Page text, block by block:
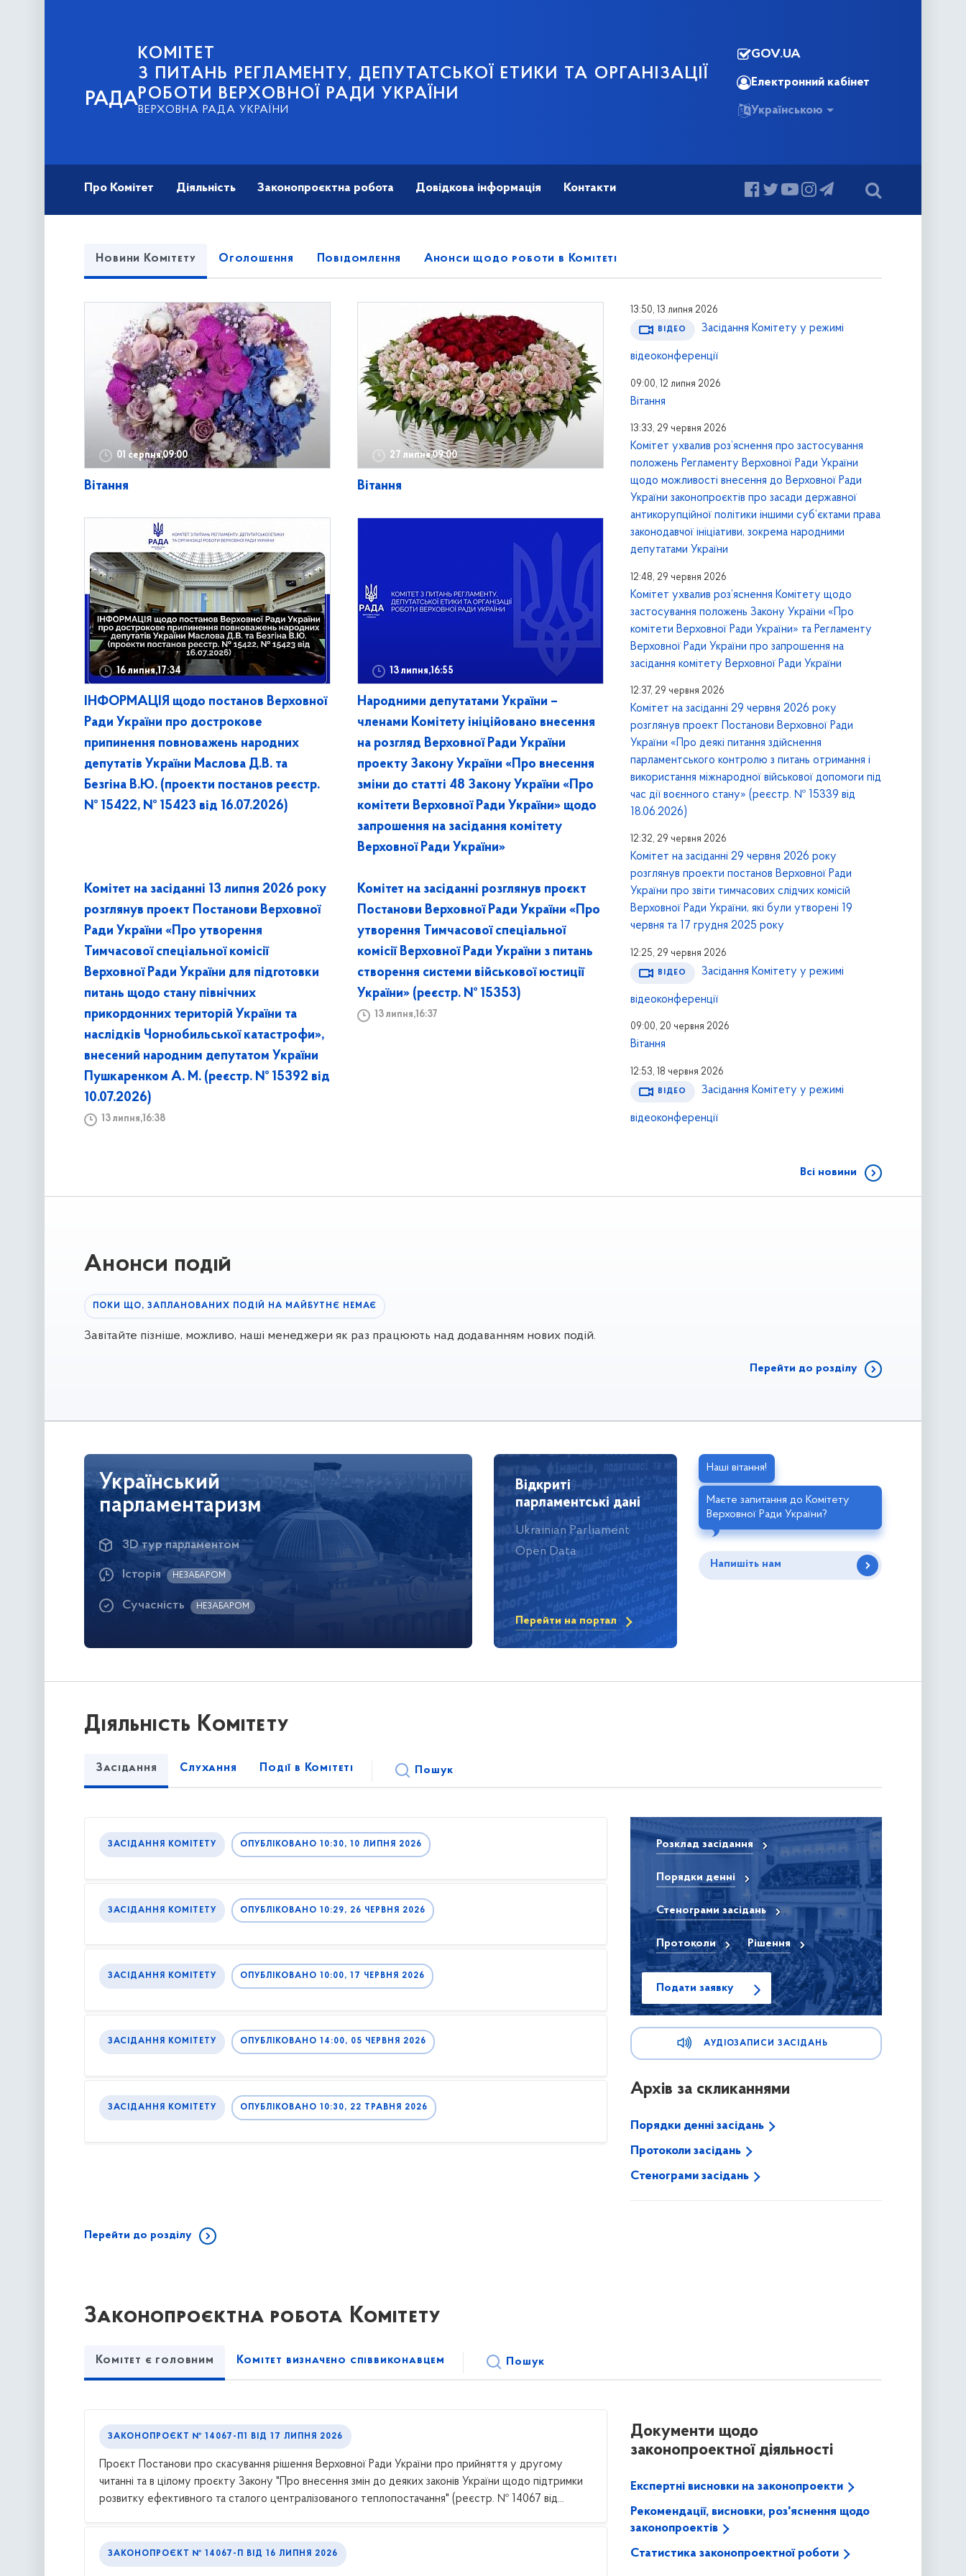
РАДА
КОМІТЕТ
З ПИТАНЬ РЕГЛАМЕНТУ, ДЕПУТАТСЬКОЇ ЕТИКИ ТА ОРГАНІЗАЦІЇ
РОБОТИ ВЕРХОВНОЇ РАДИ УКРАЇНИ
ВЕРХОВНА РАДА УКРАЇНИ
GOV.UA
Електронний кабінет
Українською
Про Комітет Діяльність Законопроєктна робота Довідкова інформація Контакти
Новини Комітету Оголошення Повідомлення Анонси щодо роботи в Комітеті
01 серпня,09:00
Вітання
27 липня,09:00
Вітання
16 липня,17:34
ІНФОРМАЦІЯ щодо постанов Верховної
Ради України про дострокове
припинення повноважень народних
депутатів України Маслова Д.В. та
Безгіна В.Ю. (проекти постанов реєстр.
№ 15422, № 15423 від 16.07.2026)
13 липня,16:55
Народними депутатами України –
членами Комітету ініційовано внесення
на розгляд Верховної Ради України
проекту Закону України «Про внесення
зміни до статті 48 Закону України «Про
комітети Верховної Ради України» щодо
запрошення на засідання комітету
Верховної Ради України»
Комітет на засіданні 13 липня 2026 року
розглянув проект Постанови Верховної
Ради України «Про утворення
Тимчасової спеціальної комісії
Верховної Ради України для підготовки
питань щодо стану північних
прикордонних територій України та
наслідків Чорнобильської катастрофи»,
внесений народним депутатом України
Пушкаренком А. М. (реєстр. № 15392 від
10.07.2026)
13 липня,16:38
Комітет на засіданні розглянув проєкт
Постанови Верховної Ради України «Про
утворення Тимчасової спеціальної
комісії Верховної Ради України з питань
створення системи військової юстиції
України» (реєстр. № 15353)
13 липня,16:37
13:50, 13 липня 2026
ВІДЕО Засідання Комітету у режимі
відеоконференції
09:00, 12 липня 2026
Вітання
13:33, 29 червня 2026
Комітет ухвалив роз’яснення про застосування
положень Регламенту Верховної Ради України
щодо можливості внесення до Верховної Ради
України законопроєктів про засади державної
антикорупційної політики іншими суб’єктами права
законодавчої ініціативи, зокрема народними
депутатами України
12:48, 29 червня 2026
Комітет ухвалив роз’яснення Комітету щодо
застосування положень Закону України «Про
комітети Верховної Ради України» та Регламенту
Верховної Ради України про запрошення на
засідання комітету Верховної Ради України
12:37, 29 червня 2026
Комітет на засіданні 29 червня 2026 року
розглянув проект Постанови Верховної Ради
України «Про деякі питання здійснення
парламентського контролю з питань отримання і
використання міжнародної військової допомоги під
час дії воєнного стану» (реєстр. № 15339 від
18.06.2026)
12:32, 29 червня 2026
Комітет на засіданні 29 червня 2026 року
розглянув проекти постанов Верховної Ради
України про звіти тимчасових слідчих комісій
Верховної Ради України, які були утворені 19
червня та 17 грудня 2025 року
12:25, 29 червня 2026
ВІДЕО Засідання Комітету у режимі
відеоконференції
09:00, 20 червня 2026
Вітання
12:53, 18 червня 2026
ВІДЕО Засідання Комітету у режимі
відеоконференції
Всі новини
Анонси подій
ПОКИ ЩО, ЗАПЛАНОВАНИХ ПОДІЙ НА МАЙБУТНЄ НЕМАЄ
Завітайте пізніше, можливо, наші менеджери як раз працюють над додаванням нових подій.
Перейти до розділу
Український
парламентаризм
3D тур парламентом
Історія НЕЗАБАРОМ
Сучасність НЕЗАБАРОМ
Відкриті
парламентські дані
Ukrainian Parliament
Open Data
Перейти на портал
Наші вітання!
Маєте запитання до Комітету
Верховної Ради України?
Напишіть нам
Діяльність Комітету
Засідання Слухання Події в Комітеті Пошук
ЗАСІДАННЯ КОМІТЕТУ ОПУБЛІКОВАНО 10:30, 10 ЛИПНЯ 2026
ЗАСІДАННЯ КОМІТЕТУ ОПУБЛІКОВАНО 10:29, 26 ЧЕРВНЯ 2026
ЗАСІДАННЯ КОМІТЕТУ ОПУБЛІКОВАНО 10:00, 17 ЧЕРВНЯ 2026
ЗАСІДАННЯ КОМІТЕТУ ОПУБЛІКОВАНО 14:00, 05 ЧЕРВНЯ 2026
ЗАСІДАННЯ КОМІТЕТУ ОПУБЛІКОВАНО 10:30, 22 ТРАВНЯ 2026
Розклад засідання
Порядки денні
Стенограми засідань
Протоколи Рішення
Подати заявку
АУДІОЗАПИСИ ЗАСІДАНЬ
Архів за скликаннями
Порядки денні засідань
Протоколи засідань
Стенограми засідань
Перейти до розділу
Законопроєктна робота Комітету
Комітет є головним Комітет визначено співвиконавцем Пошук
ЗАКОНОПРОЄКТ № 14067-П1 ВІД17 ЛИПНЯ 2026
Проєкт Постанови про скасування рішення Верховної Ради України про прийняття у другому
читанні та в цілому проєкту Закону "Про внесення змін до деяких законів України щодо підтримки
розвитку ефективного та сталого централізованого теплопостачання" (реєстр. № 14067 від...
ЗАКОНОПРОЄКТ № 14067-П ВІД16 ЛИПНЯ 2026
Документи щодо
законопроектної діяльності
Експертні висновки на законопроекти
Рекомендації, висновки, роз'яснення щодо
законопроектів
Статистика законопроектної роботи